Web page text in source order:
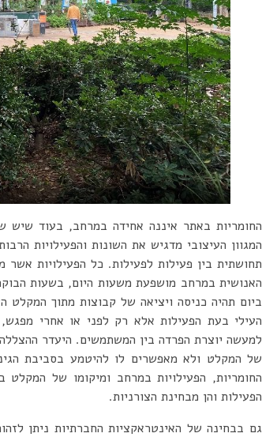
החומריות באתר איננה אחידה במרחב, בעוד שיש
המגוון העיצובי מדגיש את השונות והפעילויות
תחושתית בין פעילות לפעילות. כל הפעילויות
האנושית במרחב מושפעת משעות היום, בשעות
ביום תהיה כניסה ויציאה של קבוצות מתוך
העילי בעת הפעילות אלא רק לפני או אחרי
למעשה יוצרת הפרדה בין המשתמשים. היעדר
של המקלט ולא מאפשרים לו להיטמע בסביבת
החומריות, הפעילויות במרחב ומיקומו של
הפעילות והן מבחינת הצורניות.
גם בבחינה של האינטראקציות החברתיות ניתן